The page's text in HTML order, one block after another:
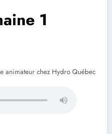
1
animateur chez Hydro Québec